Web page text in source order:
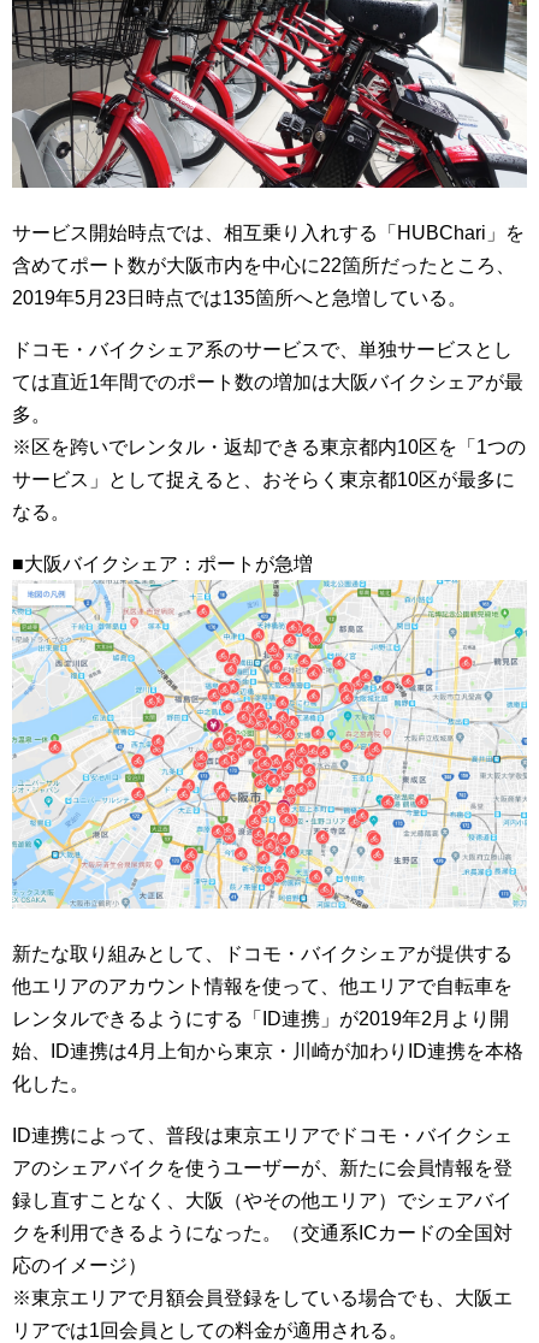
サービス開始時点では、相互乗り入れする「HUBChari」を
含めてポート数が大阪市内を中心に22箇所だったところ、
2019年5月23日時点では135箇所へと急増している。
ドコモ・バイクシェア系のサービスで、単独サービスとし
ては直近1年間でのポート数の増加は大阪バイクシェアが最
多。
※区を跨いでレンタル・返却できる東京都内10区を「1つの
サービス」として捉えると、おそらく東京都10区が最多に
なる。
■大阪バイクシェア：ポートが急増
新たな取り組みとして、ドコモ・バイクシェアが提供する
他エリアのアカウント情報を使って、他エリアで自転車を
レンタルできるようにする「ID連携」が2019年2月より開
始、ID連携は4月上旬から東京・川崎が加わりID連携を本格
化した。
ID連携によって、普段は東京エリアでドコモ・バイクシェ
アのシェアバイクを使うユーザーが、新たに会員情報を登
録し直すことなく、大阪（やその他エリア）でシェアバイ
クを利用できるようになった。（交通系ICカードの全国対
応のイメージ）
※東京エリアで月額会員登録をしている場合でも、大阪エ
リアでは1回会員としての料金が適用される。